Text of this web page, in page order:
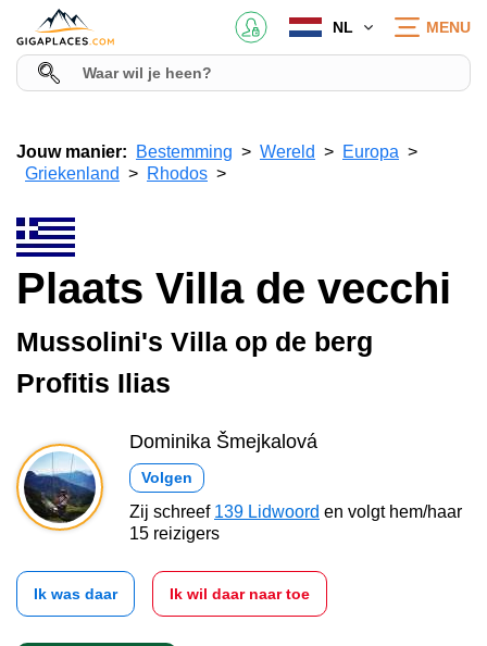
NL MENU
Jouw manier: Bestemming Wereld
Europa
Griekenland
Rhodos
Plaats Villa de vecchi
Mussolini's Villa op de berg
Profitis Ilias
Dominika Šmejkalová
Volgen
Zij schreef 139 Lidwoord en volgt hem/haar
15 reizigers
Ik was daar Ik wil daar naar toe